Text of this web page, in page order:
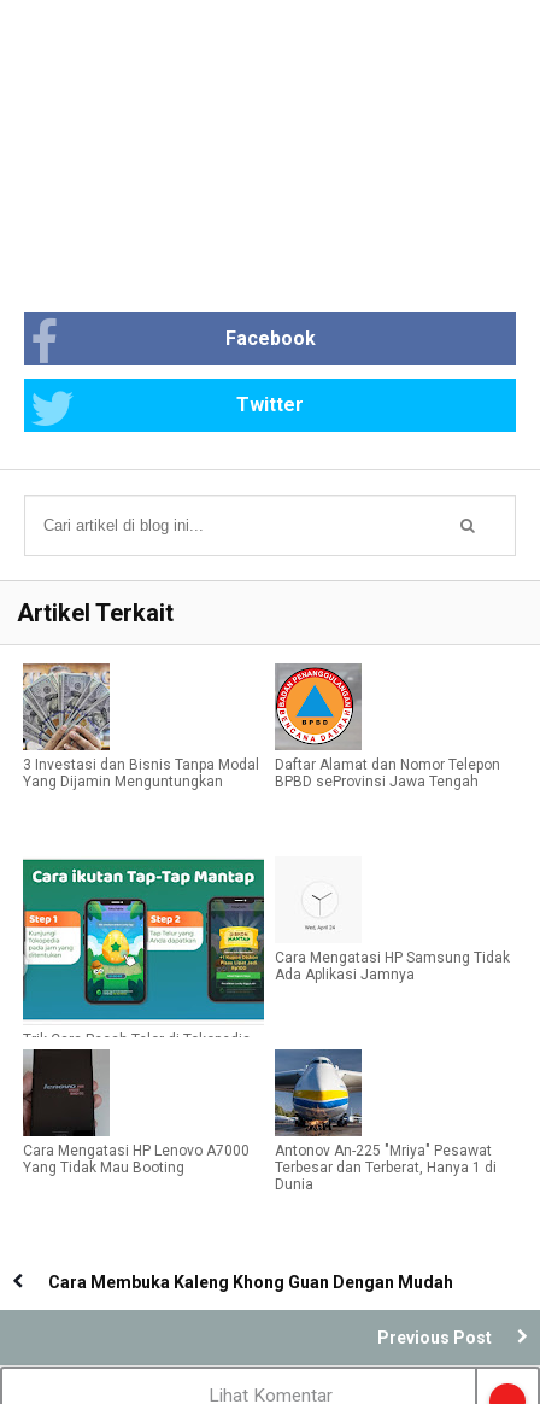
Facebook
Twitter
Artikel Terkait
3 Investasi dan Bisnis Tanpa Modal
Yang Dijamin Menguntungkan
Daftar Alamat dan Nomor Telepon
BPBD seProvinsi Jawa Tengah
Trik Cara Pecah Telor di Tokopedia
Agar Telornya Muncul
Cara Mengatasi HP Samsung Tidak
Ada Aplikasi Jamnya
Cara Mengatasi HP Lenovo A7000
Yang Tidak Mau Booting
Antonov An-225 "Mriya" Pesawat
Terbesar dan Terberat, Hanya 1 di
Dunia
Cara Membuka Kaleng Khong Guan Dengan Mudah
Previous Post
Lihat Komentar